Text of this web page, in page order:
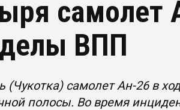
самолет
ВПП
(Чукотка) самолет Ан-26 в
полосы. Во время